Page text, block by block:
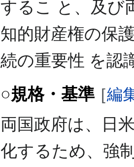
するこ と、及び
知的財産権の保
続の重要性 を認
○規格・基準 [編
両国政府は、日
化するため、強